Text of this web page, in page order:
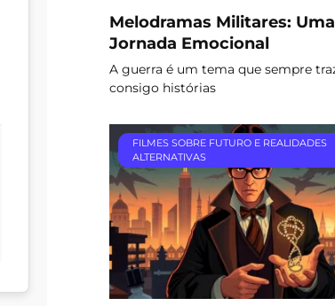
Melodramas Militares: Uma
Jornada Emocional
A guerra é um tema que sempre
consigo histórias
FILMES SOBRE FUTURO E REALIDADES
ALTERNATIVAS